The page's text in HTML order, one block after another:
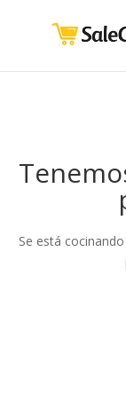
Se está